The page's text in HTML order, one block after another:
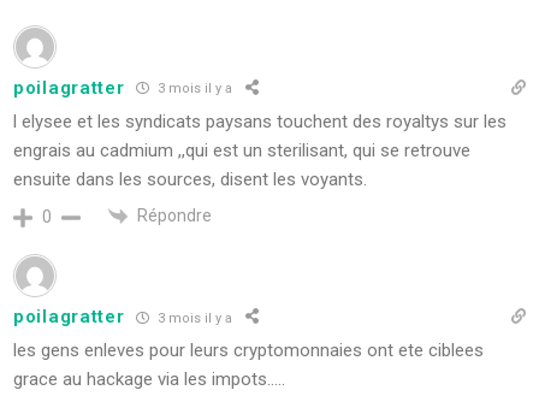
poilagratter 3 mois il y a
l elysee et les syndicats paysans touchent des royaltys sur les
engrais au cadmium ,,qui est un sterilisant, qui se retrouve
ensuite dans les sources, disent les voyants.
0 Répondre
poilagratter 3 mois il y a
les gens enleves pour leurs cryptomonnaies ont ete ciblees
grace au hackage via les impots…..